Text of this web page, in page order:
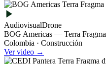
AudiovisualDrone
BOG Americas — Terra Fragma
Colombia · Construcción
Ver video →